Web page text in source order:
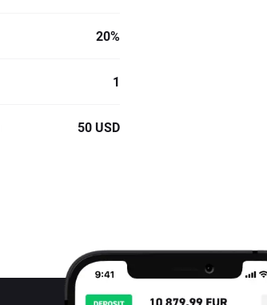
20%
1
50 USD